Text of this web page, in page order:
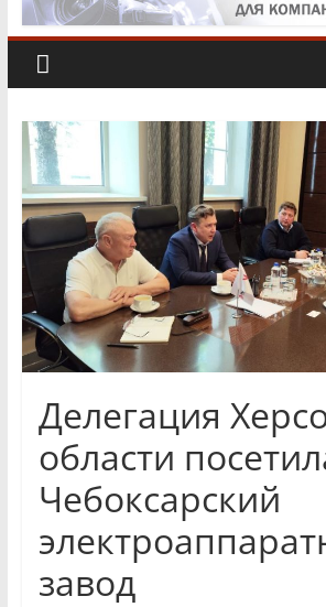
Чувашия.
Новости
бизнеса
и
экономики
Новости
Чувашской
Чебоксар.
События
происшествия,
интервью,
инсайды.
Делегация
области
Чебоксарский
завод